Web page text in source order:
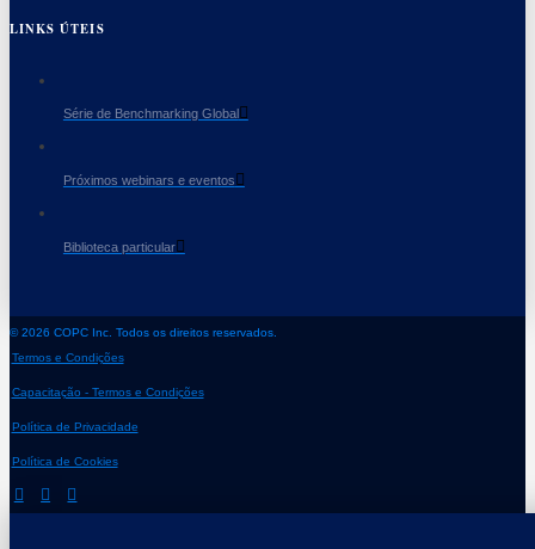
LINKS ÚTEIS
Série de Benchmarking Global
Próximos webinars e eventos
Biblioteca particular
© 2026 COPC Inc. Todos os direitos reservados.
Termos e Condições
Capacitação - Termos e Condições
Política de Privacidade
Política de Cookies